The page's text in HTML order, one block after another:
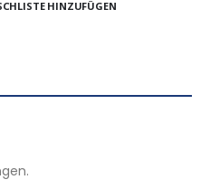
HINZUFÜGEN